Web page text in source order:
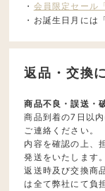
・ 会員限定セール
・お誕生日月には
返品・交換
商品不良・誤送・
商品到着の7日以
ご連絡ください。
内容を確認の上、
発送をいたします。
返送時及び交換商
は全て弊社にて負